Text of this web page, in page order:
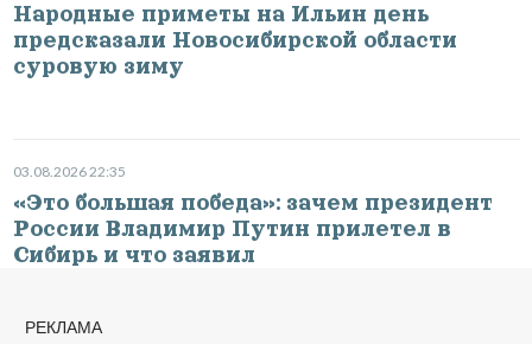
Народные приметы на Ильин день
предсказали Новосибирской области
суровую зиму
03.08.2026 22:35
«Это большая победа»: зачем президент
России Владимир Путин прилетел в
Сибирь и что заявил
РЕКЛАМА